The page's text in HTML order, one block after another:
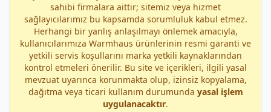
sahibi firmalara aittir; sitemiz veya hizmet
sağlayıcılarımız bu kapsamda sorumluluk kabul etmez.
Herhangi bir yanlış anlaşılmayı önlemek amacıyla,
kullanıcılarımıza Warmhaus ürünlerinin resmi garanti ve
yetkili servis koşullarını marka yetkili kaynaklarından
kontrol etmeleri önerilir. Bu site ve içerikleri, ilgili yasal
mevzuat uyarınca korunmakta olup, izinsiz kopyalama,
dağıtma veya ticari kullanım durumunda yasal işlem
uygulanacaktır.